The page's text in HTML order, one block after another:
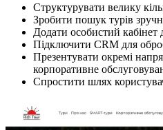
Структурувати велику
Зробити пошук турів
Додати особистий кабінет
Підключити CRM для
Презентувати окремі
корпоративне
Спростити шлях